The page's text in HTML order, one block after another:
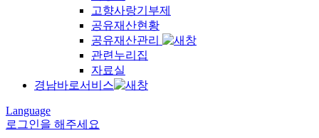
고향사랑기부제
공유재산현황
공유재산관리
관련누리집
자료실
경남바로서비스
Language
로그인을 해주세요